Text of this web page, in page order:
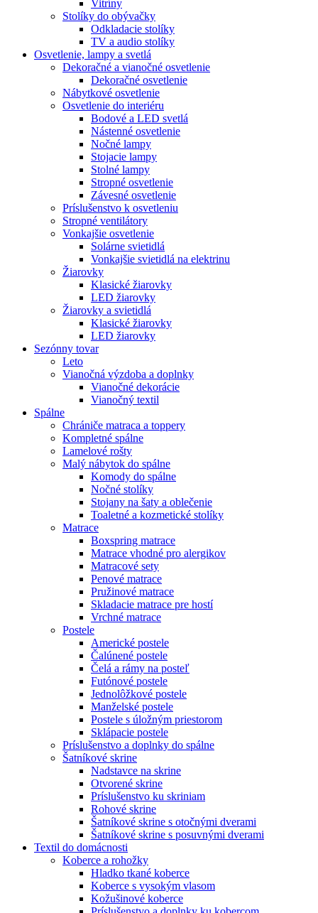
Vitríny
Stolíky do obývačky
Odkladacie stolíky
TV a audio stolíky
Osvetlenie, lampy a svetlá
Dekoračné a vianočné osvetlenie
Dekoračné osvetlenie
Nábytkové osvetlenie
Osvetlenie do interiéru
Bodové a LED svetlá
Nástenné osvetlenie
Nočné lampy
Stojacie lampy
Stolné lampy
Stropné osvetlenie
Závesné osvetlenie
Príslušenstvo k osvetleniu
Stropné ventilátory
Vonkajšie osvetlenie
Solárne svietidlá
Vonkajšie svietidlá na elektrinu
Žiarovky
Klasické žiarovky
LED žiarovky
Žiarovky a svietidlá
Klasické žiarovky
LED žiarovky
Sezónny tovar
Leto
Vianočná výzdoba a doplnky
Vianočné dekorácie
Vianočný textil
Spálne
Chrániče matraca a toppery
Kompletné spálne
Lamelové rošty
Malý nábytok do spálne
Komody do spálne
Nočné stolíky
Stojany na šaty a oblečenie
Toaletné a kozmetické stolíky
Matrace
Boxspring matrace
Matrace vhodné pro alergikov
Matracové sety
Penové matrace
Pružinové matrace
Skladacie matrace pre hostí
Vrchné matrace
Postele
Americké postele
Čalúnené postele
Čelá a rámy na posteľ
Futónové postele
Jednolôžkové postele
Manželské postele
Postele s úložným priestorom
Sklápacie postele
Príslušenstvo a doplnky do spálne
Šatníkové skrine
Nadstavce na skrine
Otvorené skrine
Príslušenstvo ku skriniam
Rohové skrine
Šatníkové skrine s otočnými dverami
Šatníkové skrine s posuvnými dverami
Textil do domácnosti
Koberce a rohožky
Hladko tkané koberce
Koberce s vysokým vlasom
Kožušinové koberce